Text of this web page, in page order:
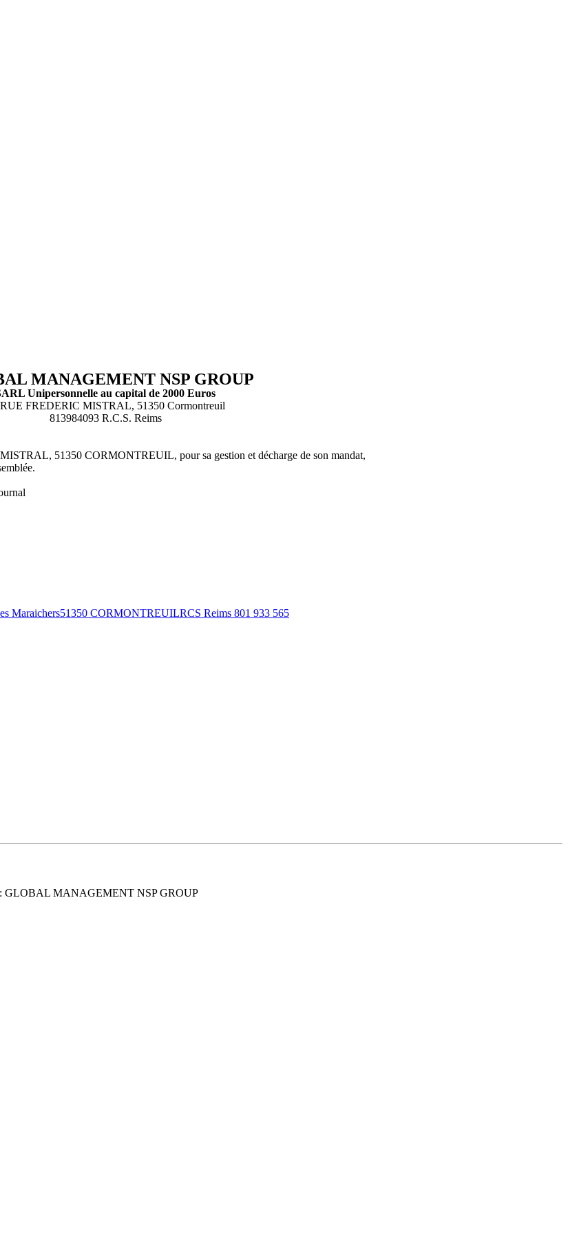
MANAGEMENT NSP GROUP
Unipersonnelle au capital de 2000 Euros
FREDERIC MISTRAL, 51350 Cormontreuil
813984093 R.C.S. Reims
51350 CORMONTREUIL, pour sa gestion et décharge de son mandat,
Maraichers51350 CORMONTREUILRCS Reims 801 933 565
: GLOBAL MANAGEMENT NSP GROUP